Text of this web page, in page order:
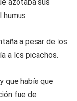
azotaba sus
humus
a pesar de los
a los picachos.
que había que
fue de